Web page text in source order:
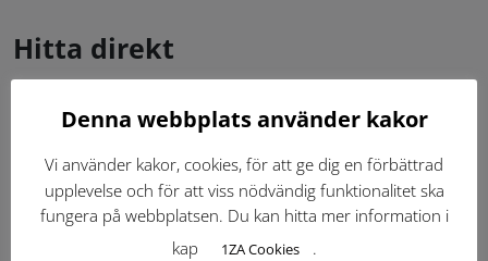
Hitta direkt
Gällande standardritningar (Dwg och pdf)
Dokumentbibliotek Kontaktlista
Tidigare versioner
Denna webbplats använder kakor
Vi använder kakor, cookies, för att ge dig en förbättrad
upplevelse och för att viss nödvändig funktionalitet ska
fungera på webbplatsen. Du kan hitta mer information i
kap
1ZA Cookies .